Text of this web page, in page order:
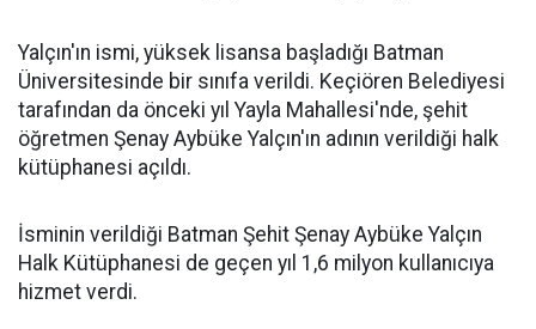
Yalçın'ın ismi, yüksek lisansa başladığı Batman
Üniversitesinde bir sınıfa verildi. Keçiören Belediyesi
tarafından da önceki yıl Yayla Mahallesi'nde, şehit
öğretmen Şenay Aybüke Yalçın'ın adının verildiği halk
kütüphanesi açıldı.
İsminin verildiği Batman Şehit Şenay Aybüke Yalçın
Halk Kütüphanesi de geçen yıl 1,6 milyon kullanıcıya
hizmet verdi.